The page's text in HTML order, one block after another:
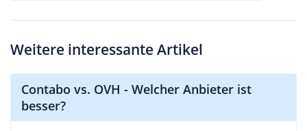
Weitere interessante Artikel
Contabo vs. OVH - Welcher Anbieter ist
besser?